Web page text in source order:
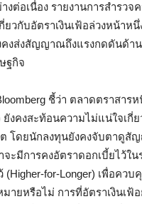
งต่อเนื่อง รายงานการสำรวจ
ยวกับอัตราเงินเฟ้อล่วงหน้าห
คงส่งสัญญาณถึงแรงกดดันด้า
ฐกิจ
ชี้ว่า ตลาดตราสารห
ยังคงสะท้อนความไม่แน่ใจเกี่
ต โดยนักลงทุนยังคงจับตาดูสั
จะมีการคงอัตราดอกเบี้ยไว้ใ
for-Longer) เพื่อควบ
มายหรือไม่ การที่อัตราเงินเฟ้